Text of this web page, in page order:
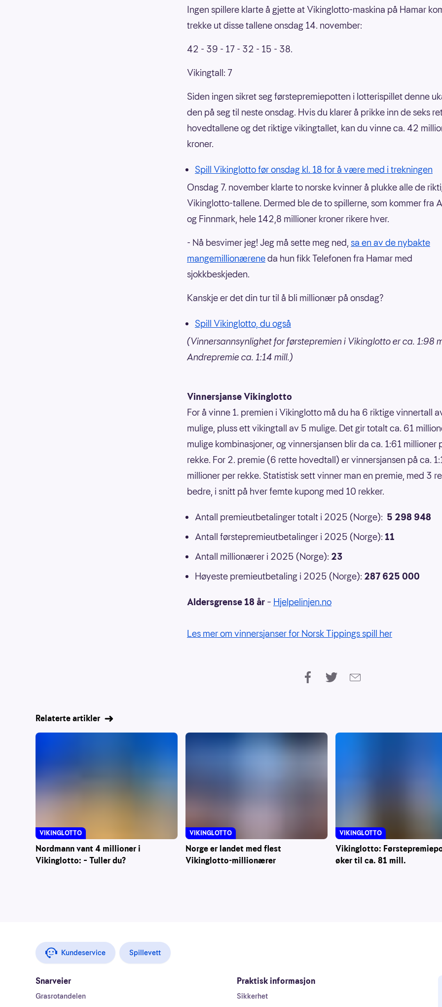
Ingen spillere klarte å gjette at Vikinglotto-maskina på Hamar
trekke ut disse tallene onsdag 14. november:
42 - 39 - 17 - 32 - 15 - 38.
Vikingtall: 7
Siden ingen sikret seg førstepremiepotten i lotterispillet denne
den på seg til neste onsdag. Hvis du klarer å prikke inn de seks
hovedtallene og det riktige vikingtallet, kan du vinne ca. 42
kroner.
Spill Vikinglotto før onsdag kl. 18 for å være med i trekningen
Onsdag 7. november klarte to norske kvinner å plukke alle de
Vikinglotto-tallene. Dermed ble de to spillerne, som kommer fra
og Finnmark, hele 142,8 millioner kroner rikere hver.
- Nå besvimer jeg! Jeg må sette meg ned, sa en av de nybakte
mangemillionæreneda hun fikk Telefonen fra Hamar med
sjokkbeskjeden.
Kanskje er det din tur til å bli millionær på onsdag?
Spill Vikinglotto, du også
(Vinnersannsynlighet for førstepremien i Vikinglotto er ca. 1:98
Andrepremie ca. 1:14 mill.)
Vinnersjanse Vikinglotto
For å vinne 1. premien i Vikinglotto må du ha 6 riktige vinnertall
mulige, pluss ett vikingtall av 5 mulige. Det gir totalt ca. 61
mulige kombinasjoner, og vinnersjansen blir da ca. 1:61 millioner
rekke. For 2. premie (6 rette hovedtall) er vinnersjansen på ca.
millioner per rekke. Statistisk sett vinner man en premie, med 3
bedre, i snitt på hver femte kupong med 10 rekker.
Antall premieutbetalinger totalt i 2025 (Norge): 5 298 948
Antall førstepremieutbetalinger i 2025 (Norge): 11
Antall millionærer i 2025 (Norge): 23
Høyeste premieutbetaling i 2025 (Norge): 287 625 000
Aldersgrense 18 år – Hjelpelinjen.no
Les mer om vinnersjanser for Norsk Tippings spill her
Relaterte artikler
Nordmann vant 4 millioner i
Vikinglotto: – Tuller du?
VIKINGLOTTO
Norge er landet med flest
Vikinglotto-millionærer
VIKINGLOTTO
Vikinglotto:
øker til ca. 81 mill.
VIKINGLOTTO
Kundeservice Spillevett
Snarveier
Grasrotandelen
Praktisk informasjon
Sikkerhet